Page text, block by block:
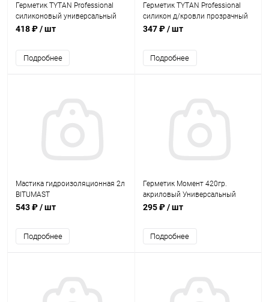
Герметик TYTAN Professional
силиконовый универсальный
белый 280мл.
418 ₽/ шт
Подробнее
Герметик TYTAN Professional
силикон д/кровли прозрачный
310мл. (12)
347 ₽/ шт
Подробнее
Мастика гидроизоляционная 2л
BITUMAST
543 ₽/ шт
Подробнее
Герметик Момент 420гр.
акриловый Универсальный
295 ₽/ шт
Подробнее